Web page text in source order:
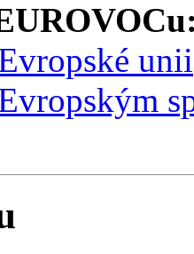
unii